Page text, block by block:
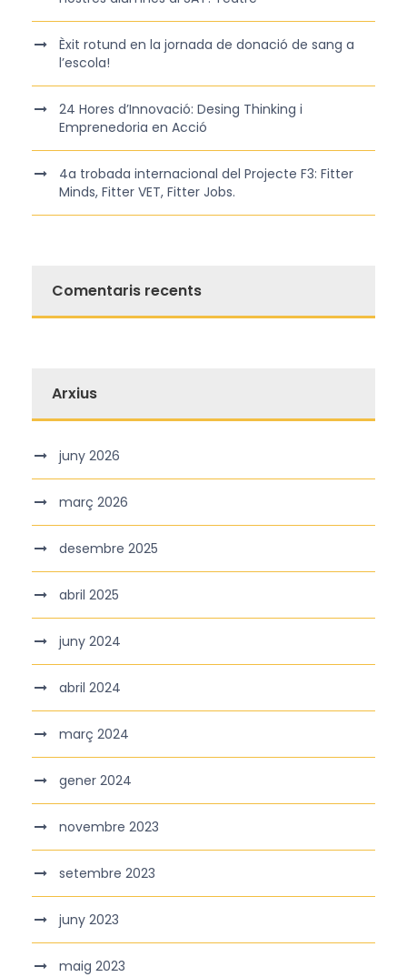
Èxit rotund en la jornada de donació de sang a
l’escola!
24 Hores d’Innovació: Desing Thinking i
Emprenedoria en Acció
4a trobada internacional del Projecte F3: Fitter
Minds, Fitter VET, Fitter Jobs.
Comentaris recents
Arxius
juny 2026
març 2026
desembre 2025
abril 2025
juny 2024
abril 2024
març 2024
gener 2024
novembre 2023
setembre 2023
juny 2023
maig 2023